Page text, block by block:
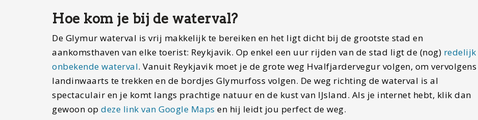
Hoe kom je bij de waterval?
De Glymur waterval is vrij makkelijk te bereiken en het ligt dicht bij de grootste stad en
aankomsthaven van elke toerist: Reykjavik. Op enkel een uur rijden van de stad ligt de (nog) redelijk
onbekende waterval. Vanuit Reykjavik moet je de grote weg Hvalfjardervegur volgen, om vervolgens
landinwaarts te trekken en de bordjes Glymurfoss volgen. De weg richting de waterval is al
spectaculair en je komt langs prachtige natuur en de kust van IJsland. Als je internet hebt, klik dan
gewoon op deze link van Google Maps en hij leidt jou perfect de weg.